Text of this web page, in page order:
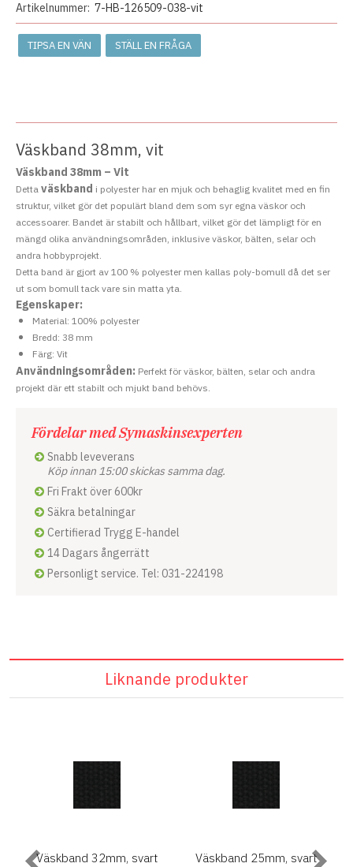
Artikelnummer: 7-HB-126509-038-vit
TIPSA EN VÄN STÄLL EN FRÅGA
Väskband 38mm, vit
Väskband 38mm – Vit
Detta väskband i polyester har en mjuk och behaglig kvalitet med en fin
struktur, vilket gör det populärt bland dem som syr egna väskor och
accessoarer. Bandet är stabilt och hållbart, vilket gör det lämpligt för en
mängd olika användningsområden, inklusive väskor, bälten, selar och
andra hobbyprojekt.
Detta band är gjort av 100 % polyester men kallas poly-bomull då det ser
ut som bomull tack vare sin matta yta.
Egenskaper:
Material: 100% polyester
Bredd: 38 mm
Färg: Vit
Användningsområden: Perfekt för väskor, bälten, selar och andra
projekt där ett stabilt och mjukt band behövs.
Fördelar med Symaskinsexperten
Snabb leveverans
Köp innan 15:00 skickas samma dag.
Fri Frakt över 600kr
Säkra betalningar
Certifierad Trygg E-handel
14 Dagars ångerrätt
Personligt service. Tel: 031-224198
Liknande produkter
Väskband 32mm, svart Väskband 25mm, svart